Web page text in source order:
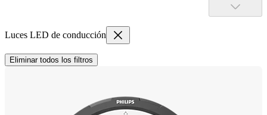
Luces LED de conducción
Eliminar todos los filtros